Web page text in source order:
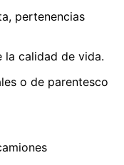
pertenencias
la calidad de vida.
o de parentesco